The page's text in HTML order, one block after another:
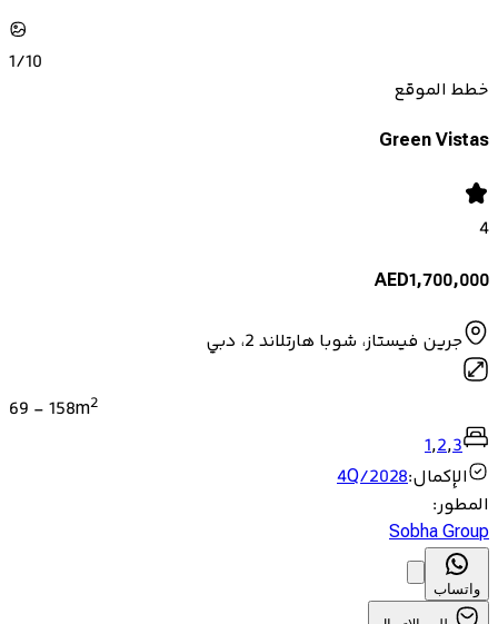
1/10
خطط الموقع
Green Vistas
4
AED1,700,000
جرين فيستاز، شوبا هارتلاند 2، دبي
69 - 158m2
1,2,3
الإكمال:
4Q/2028
المطور:
Sobha Group
واتساب